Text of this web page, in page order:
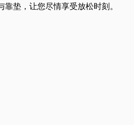
垫，让您尽情享受放松时刻。